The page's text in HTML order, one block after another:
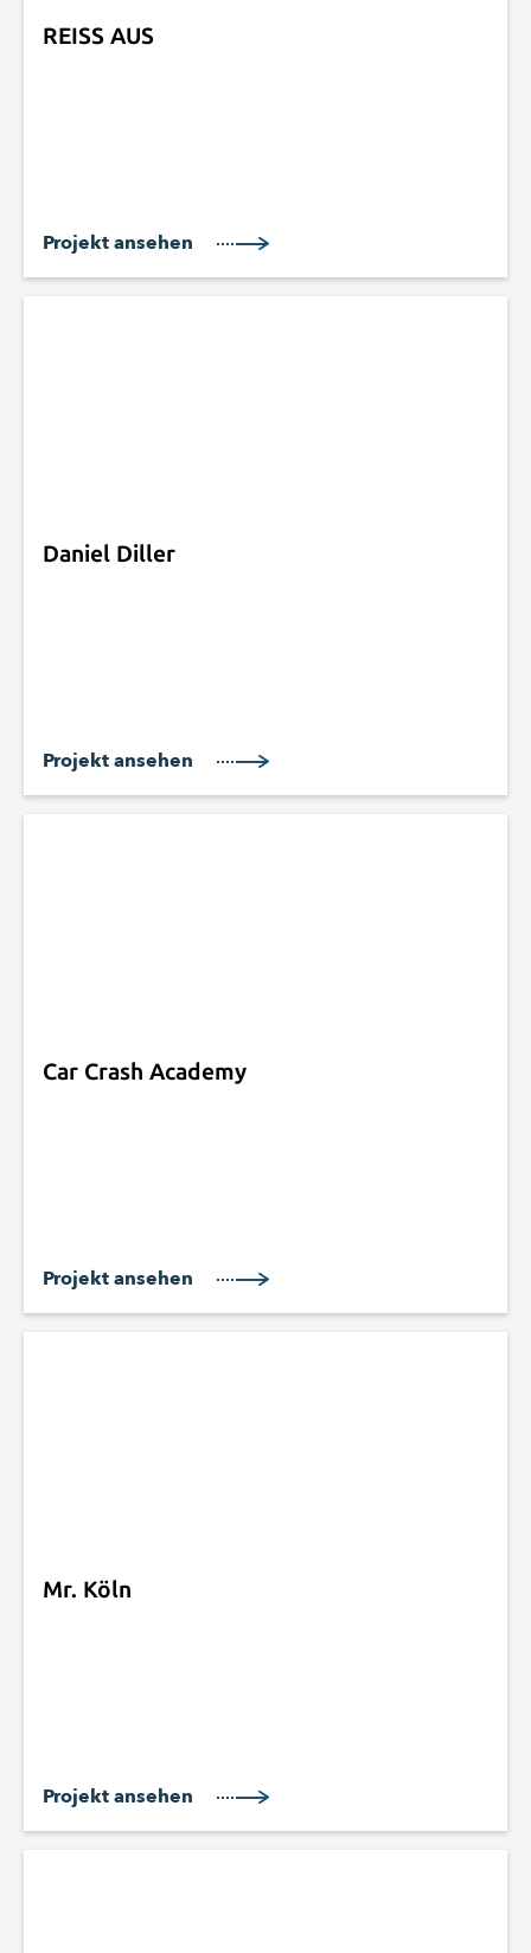
REISS AUS
Projekt ansehen
Daniel Diller
Projekt ansehen
Car Crash Academy
Projekt ansehen
Mr. Köln
Projekt ansehen